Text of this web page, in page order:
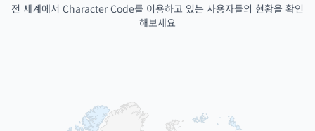
전 세계에서 Character Code를 이용하고 있는 사용자들의 현황을 확인
해보세요